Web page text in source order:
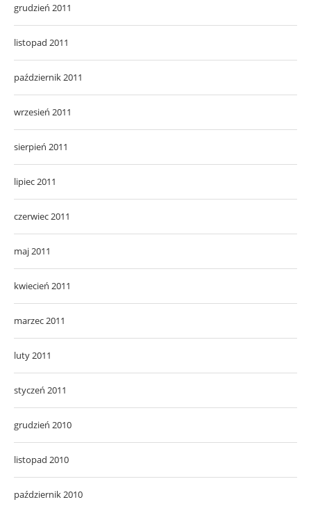
grudzień 2011
listopad 2011
październik 2011
wrzesień 2011
sierpień 2011
lipiec 2011
czerwiec 2011
maj 2011
kwiecień 2011
marzec 2011
luty 2011
styczeń 2011
grudzień 2010
listopad 2010
październik 2010